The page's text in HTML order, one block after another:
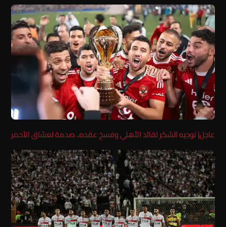
عاجل| توجيه الشكر لقائد الأهلي وفسخ عقده.. صدمة لعشاق الأحمر